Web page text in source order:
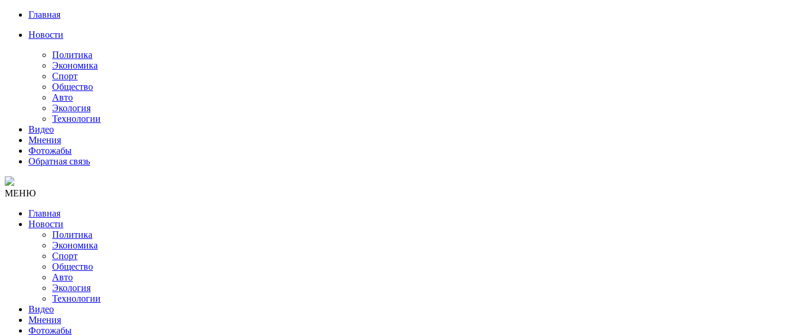
Главная
Новости
Политика
Экономика
Спорт
Общество
Авто
Экология
Технологии
Видео
Мнения
Фотожабы
Обратная связь
МЕНЮ
Главная
Новости
Политика
Экономика
Спорт
Общество
Авто
Экология
Технологии
Видео
Мнения
Фотожабы